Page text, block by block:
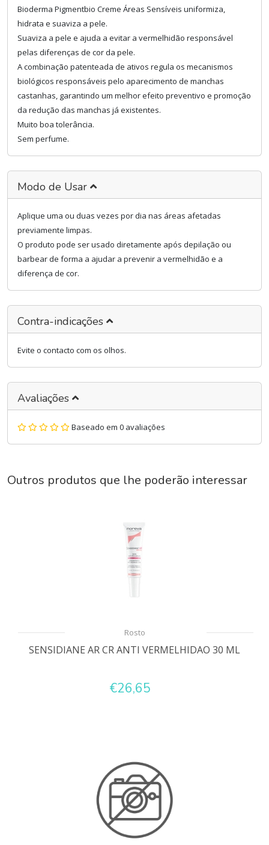
Bioderma Pigmentbio Creme Áreas Sensíveis uniformiza,
hidrata e suaviza a pele.
Suaviza a pele e ajuda a evitar a vermelhidão responsável
pelas diferenças de cor da pele.
A combinação patenteada de ativos regula os mecanismos
biológicos responsáveis pelo aparecimento de manchas
castanhas, garantindo um melhor efeito preventivo e promoção
da redução das manchas já existentes.
Muito boa tolerância.
Sem perfume.
Modo de Usar
Aplique uma ou duas vezes por dia nas áreas afetadas
previamente limpas.
O produto pode ser usado diretamente após depilação ou
barbear de forma a ajudar a prevenir a vermelhidão e a
diferença de cor.
Contra-indicações
Evite o contacto com os olhos.
Avaliações
Baseado em 0 avaliações
Outros produtos que lhe poderão interessar
Rosto
SENSIDIANE AR CR ANTI VERMELHIDAO 30 ML
€26,65